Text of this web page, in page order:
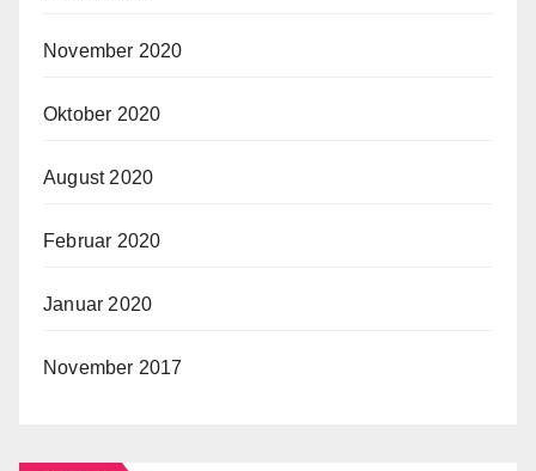
November 2020
Oktober 2020
August 2020
Februar 2020
Januar 2020
November 2017